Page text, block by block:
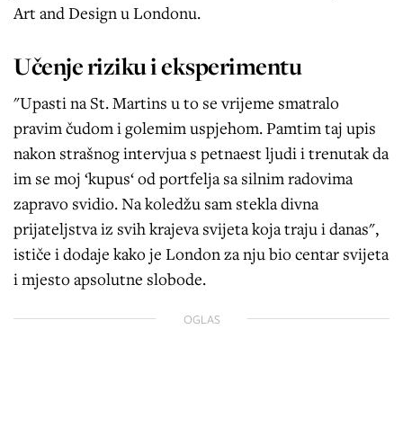
Art and Design u Londonu.
Učenje riziku i eksperimentu
"Upasti na St. Martins u to se vrijeme smatralo
pravim čudom i golemim uspjehom. Pamtim taj upis
nakon strašnog intervjua s petnaest ljudi i trenutak da
im se moj ‘kupus‘ od portfelja sa silnim radovima
zapravo svidio. Na koledžu sam stekla divna
prijateljstva iz svih krajeva svijeta koja traju i danas",
ističe i dodaje kako je London za nju bio centar svijeta
i mjesto apsolutne slobode.
OGLAS